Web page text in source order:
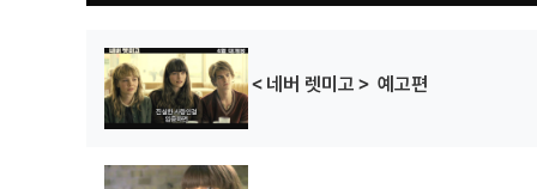
＜네버 렛미고＞ 예고편